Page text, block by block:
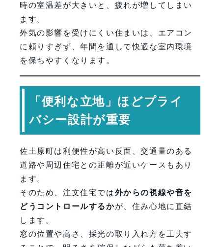
時の室温差が大きいと、疲れが増してしまい
ます。
外気の影響を受けにくい住まいは、エアコン
に頼りすぎず、年間を通して快適な室内環境
を保ちやすくなります。
「便利な立地」ほどプライ
バシー設計が重要
佐土原町は利便性が高い反面、交通量のある
道路や周辺住宅との距離が近いケースもあり
ます。
そのため、注文住宅では外からの視線や音を
どうコントロールするかが、住み心地に直結
します。
窓の位置や高さ、採光の取り入れ方を工夫す